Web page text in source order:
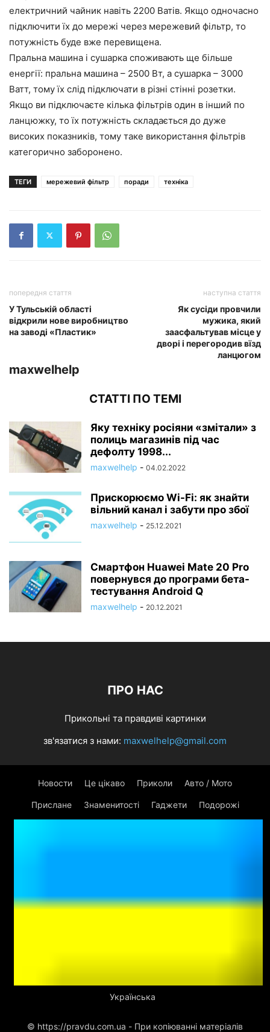
електричний чайник навіть 2200 Ватів. Якщо одночасно
підключити їх до мережі через мережевий фільтр, то
потужність буде вже перевищена.
Пральна машина і сушарка споживають ще більше
енергії: пральна машина – 2500 Вт, а сушарка – 3000
Ватт, тому їх слід підключати в різні стінні розетки.
Якщо ви підключаєте кілька фільтрів один в інший по
ланцюжку, то їх потужність складається до дуже
високих показників, тому таке використання фільтрів
категорично заборонено.
ТЕГИ мережевий фільтр поради техніка
попередня стаття
У Тульській області
відкрили нове виробництво
на заводі «Пластик»
наступна стаття
Як сусіди провчили
мужика, який
заасфальтував місце у
дворі і перегородив вїзд
ланцюгом
maxwelhelp
СТАТТІ ПО ТЕМІ
Яку техніку росіяни «змітали» з
полиць магазинів під час
дефолту 1998...
maxwelhelp - 04.02.2022
Прискорюємо Wi-Fi: як знайти
вільний канал і забути про збої
maxwelhelp - 25.12.2021
Смартфон Huawei Mate 20 Pro
повернувся до програми бета-
тестування Android Q
maxwelhelp - 20.12.2021
ПРО НАС
Прикольні та правдиві картинки
зв'язатися з нами: maxwelhelp@gmail.com
Новости Це цікаво Приколи Авто / Мото
Прислане Знаменитості Гаджети Подорожі
Українська
© https://pravdu.com.ua - При копіюванні матеріалів